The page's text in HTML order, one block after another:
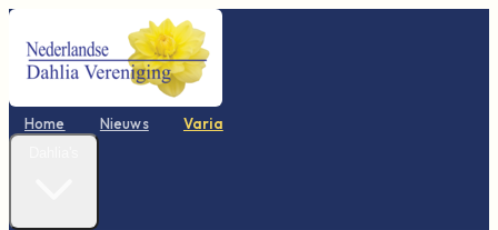
Home Nieuws Varia